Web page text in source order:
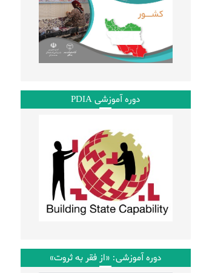
دوره آموزشی PDIA
دوره آموزشی: «از فقر به ثروت»